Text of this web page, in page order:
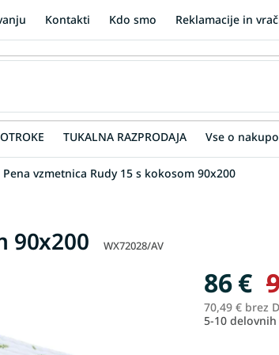
Kontakti Kdo smo Reklamacije in
TUKALNA RAZPRODAJA Vse o
Pena vzmetnica Rudy 15 s kokosom 90x200
90x200 WX72028/AV
86 €
70,49 € brez
5-10